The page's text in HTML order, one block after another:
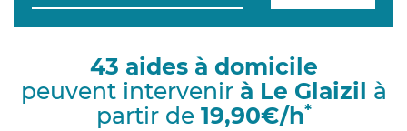
g
i
43 aides à domicile
peuvent intervenir à Le Glaizil à
partir de 19,90€/h*